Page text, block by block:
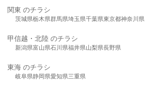
関東 のチラシ
茨城県栃木県群馬県埼玉県千葉県東京都神奈川県
甲信越・北陸 のチラシ
新潟県富山県石川県福井県山梨県長野県
東海 のチラシ
岐阜県静岡県愛知県三重県